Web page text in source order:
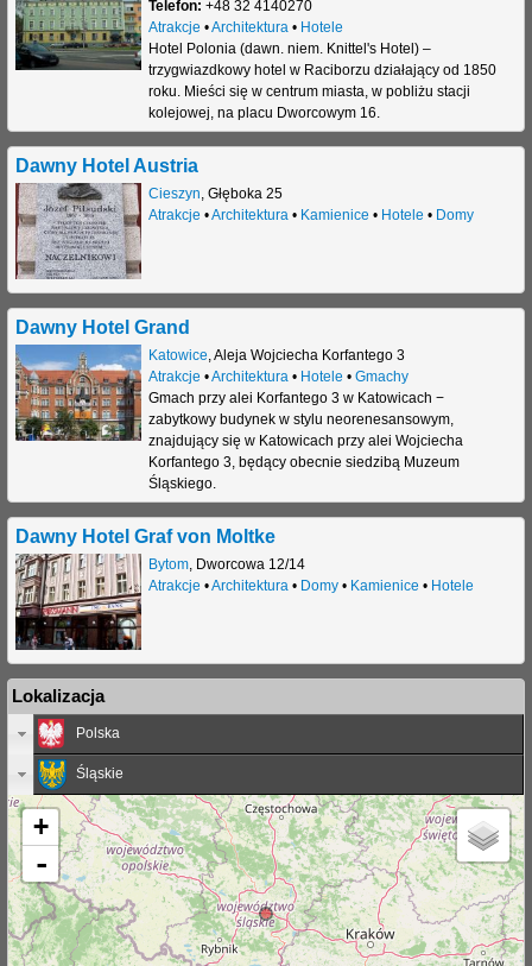
Telefon: +48 32 4140270
Atrakcje •Architektura• Hotele
Hotel Polonia (dawn. niem. Knittel's Hotel) –
trzygwiazdkowy hotel w Raciborzu działający od 1850
roku. Mieści się w centrum miasta, w pobliżu stacji
kolejowej, na placu Dworcowym 16.
Dawny Hotel Austria
Cieszyn Głęboka 25
Atrakcje •Architektura • Kamienice • Hotele • Domy
Dawny Hotel Grand
Katowice Aleja Wojciecha Korfantego 3
Atrakcje •Architektura • Hotele • Gmachy
Gmach przy alei Korfantego 3 w Katowicach −
zabytkowy budynek w stylu neorenesansowym,
znajdujący się w Katowicach przy alei Wojciecha
Korfantego 3, będący obecnie siedzibą Muzeum
Śląskiego.
Dawny Hotel Graf von Moltke
Bytom, Dworcowa 12/14
Atrakcje •Architektura • Domy• Kamienice • Hotele
Lokalizacja
Polska
Śląskie
+
-